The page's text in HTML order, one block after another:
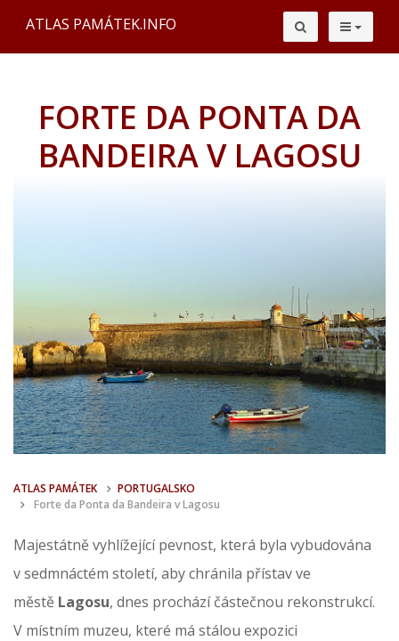
ATLAS PAMÁTEK.INFO
FORTE DA PONTA DA
BANDEIRA V LAGOSU
ATLAS PAMÁTEK
PORTUGALSKO
Forte da Ponta da Bandeira v Lagosu
Majestátně vyhlížející pevnost, která byla vybudována
v sedmnáctém století, aby chránila přístav ve
městě Lagosu, dnes prochází částečnou rekonstrukcí.
V místním muzeu, které má stálou expozici